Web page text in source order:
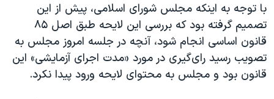
با توجه به اینکه مجلس شورای اسلامی، پیش از این
تصمیم گرفته بود که بررسی این لایحه طبق اصل ۸۵
قانون اساسی انجام شود، آنچه در جلسه امروز مجلس به
تصویب رسید رای‌گیری در مورد «مدت اجرای آزمایشی» این
قانون بود و مجلس به محتوای لایحه ورود پیدا نکرد.